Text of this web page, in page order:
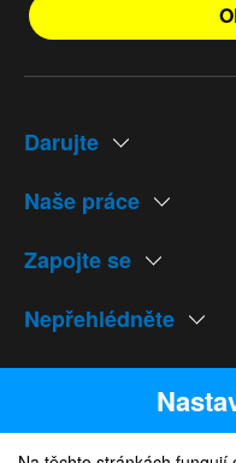
Darujte
Naše práce
Zapojte se
Nepřehlédněte
Naše weby